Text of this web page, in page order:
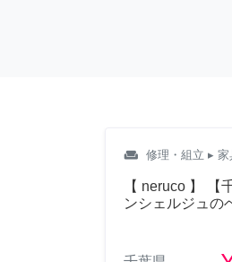
weekend 修理・組立 ▸ 家
【 neruco 】 【
ンシェルジュの